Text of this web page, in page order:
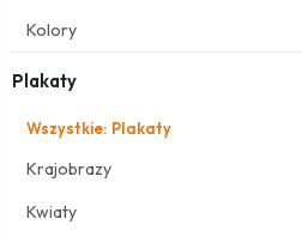
Kolory
Plakaty
Wszystkie: Plakaty
Krajobrazy
Kwiaty